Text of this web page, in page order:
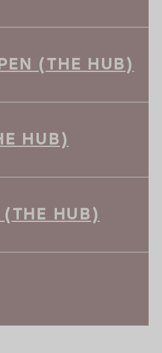
(THE HUB)
HUB)
(THE HUB)